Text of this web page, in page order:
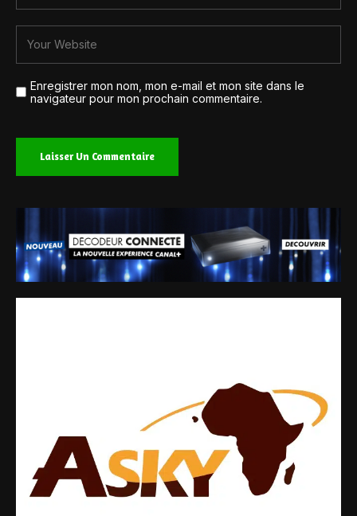
Enregistrer mon nom, mon e-mail et mon site dans le
navigateur pour mon prochain commentaire.